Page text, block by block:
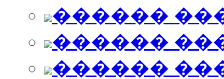
������
������
������